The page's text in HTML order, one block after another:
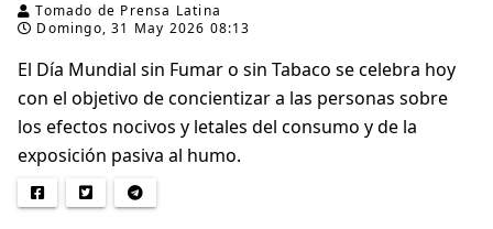
Tomado de Prensa Latina
Domingo, 31 May 2026 08:13
El Día Mundial sin Fumar o sin Tabaco se celebra hoy
con el objetivo de concientizar a las personas sobre
los efectos nocivos y letales del consumo y de la
exposición pasiva al humo.